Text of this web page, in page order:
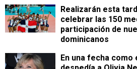
Realizarán esta
celebrar las 150
participación de
dominicanos
En una fecha como